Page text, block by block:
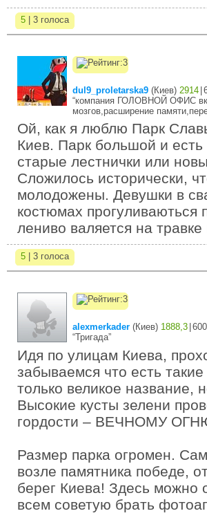
5 | 3 голоса
dul9_proletarska9 (Киев) 2914
“компания ГОЛОВНОЙ ОФИС
мозгов,расширение
Ой, как я люблю Парк
Киев. Парк большой и
старые лестнички или
Сложилось исторически,
молодожены. Девушки в
костюмах прогуливаються
лениво валяется на
5 | 3 голоса
alexmerkader (Киев) 1888,3 600
“Тригада”
Идя по улицам Киева,
забываемся что есть
только великое название,
Высокие кусты зелени
гордости – ВЕЧНОМУ
Размер парка огромен.
возле памятника победе,
берег Киева! Здесь можно
всем советую брать